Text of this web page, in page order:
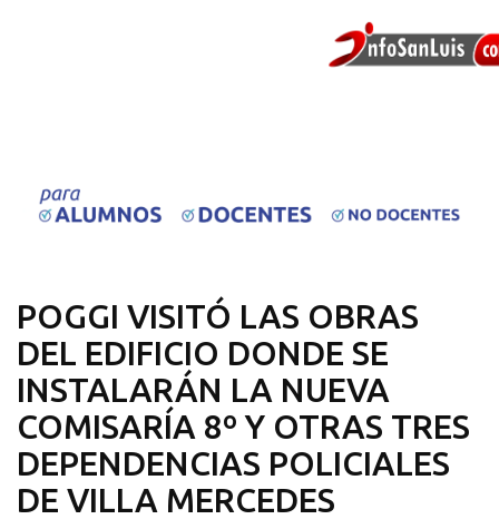
POGGI VISITÓ LAS OBRAS
DEL EDIFICIO DONDE SE
INSTALARÁN LA NUEVA
COMISARÍA 8º Y OTRAS TRES
DEPENDENCIAS POLICIALES
DE VILLA MERCEDES